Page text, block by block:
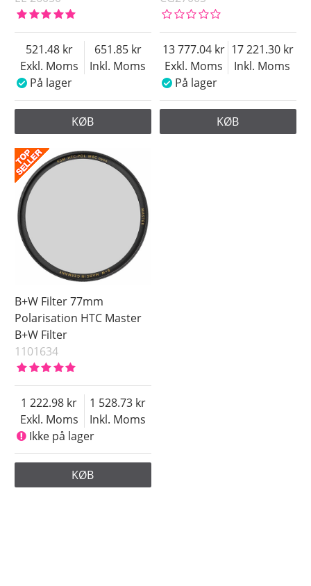
Exkl. Moms
521.48
Inkl. Moms
651.85
På lager
KØB
Exkl. Moms
13 777.04
Inkl. Moms
17 221.30
På lager
KØB
B+W Filter 77mm
Polarisation HTC Master
B+W Filter
1101634
Exkl. Moms
1 222.98
Inkl. Moms
1 528.73
Ikke på lager
KØB